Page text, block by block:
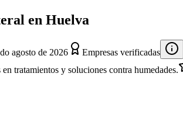
en Huelva
agosto de 2026 Empresas verificadas
tratamientos y soluciones contra humedades.